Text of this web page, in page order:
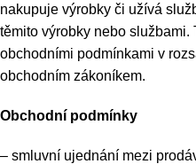
nakupuje výrobky či užívá
těmito výrobky nebo službami.
obchodními podmínkami v
obchodním zákoníkem.
Obchodní podmínky
– smluvní ujednání mezi